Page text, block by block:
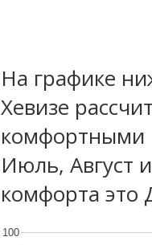
На графике
Хевизе
комфортными
Июль, Август
комфорта это
100